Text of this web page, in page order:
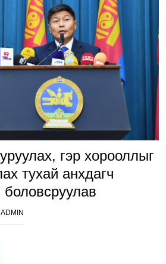
гэр хорооллыг
тухай анхдагч
боловсруулав
ADMIN